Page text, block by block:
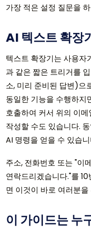
가장 적은 설정 질문을
AI 텍스트 확장
텍스트 확장기는 사용자
과 같은 짧은 트리거를
소, 미리 준비된 답변)으
동일한 기능을 수행하지
호출하여 커서 위의 이
작성할 수도 있습니다.
AI 명령을 얻을 수 있습
주소, 전화번호 또는 "이
연락드리겠습니다."를
면 이것이 바로 여러분
이 가이드는 누